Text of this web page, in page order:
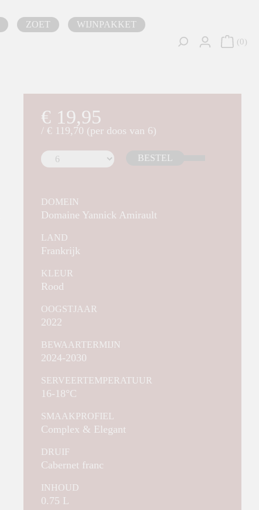
ZOET
WIJNPAKKET
0
€ 19,95
/ € 119,70 (per doos van 6)
BESTEL
DOMEIN
Domaine Yannick Amirault
LAND
Frankrijk
KLEUR
Rood
OOGSTJAAR
2022
BEWAARTERMIJN
2024-2030
SERVEERTEMPERATUUR
16-18°C
SMAAKPROFIEL
Complex & Elegant
DRUIF
Cabernet franc
INHOUD
0.75 L